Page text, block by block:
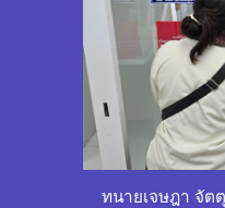
ทนายเจษฎา จัต